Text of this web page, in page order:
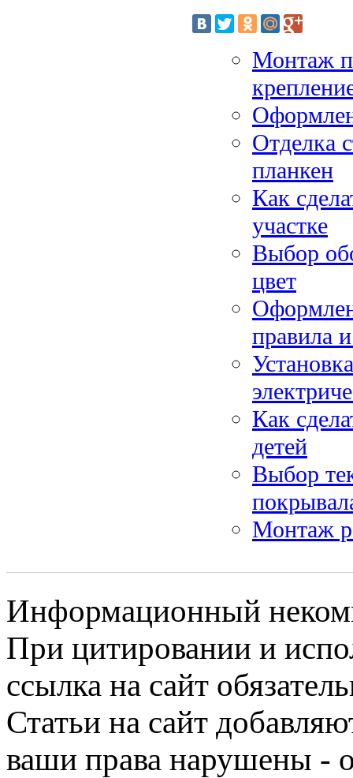
Монтаж
Отделка
планкен
Как
участке
Выбор
цвет
правила
Как
детей
Выбор
Монтаж
Информационный
При цитировании и
ссылка на сайт
Статьи на сайт
ваши права нарушены -